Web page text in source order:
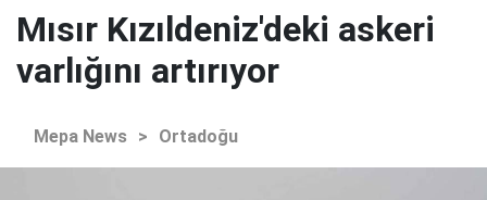
Mısır Kızıldeniz'deki askeri
varlığını artırıyor
Mepa News > Ortadoğu